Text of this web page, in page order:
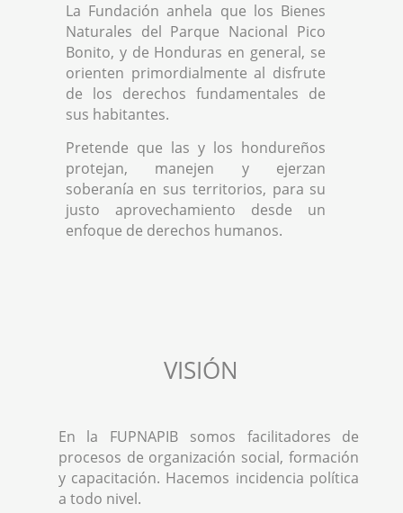
La Fundación anhela que los Bienes
Naturales del Parque Nacional Pico
Bonito, y de Honduras en general, se
orienten primordialmente al disfrute
de los derechos fundamentales de
sus habitantes.
Pretende que las y los hondureños
protejan, manejen y ejerzan
soberanía en sus territorios, para su
justo aprovechamiento desde un
enfoque de derechos humanos.
VISIÓN
En la FUPNAPIB somos facilitadores de
procesos de organización social, formación
y capacitación. Hacemos incidencia política
a todo nivel.